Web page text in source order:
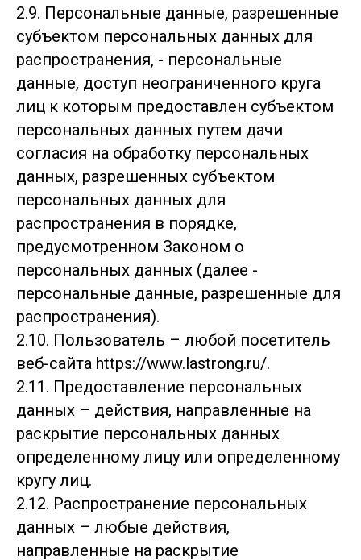
2.9. Персональные данные, разрешенные
субъектом персональных данных для
распространения, - персональные
данные, доступ неограниченного круга
лиц к которым предоставлен субъектом
персональных данных путем дачи
согласия на обработку персональных
данных, разрешенных субъектом
персональных данных для
распространения в порядке,
предусмотренном Законом о
персональных данных (далее -
персональные данные, разрешенные для
распространения).
2.10. Пользователь – любой посетитель
веб-сайта https://www.lastrong.ru/.
2.11. Предоставление персональных
данных – действия, направленные на
раскрытие персональных данных
определенному лицу или определенному
кругу лиц.
2.12. Распространение персональных
данных – любые действия,
направленные на раскрытие